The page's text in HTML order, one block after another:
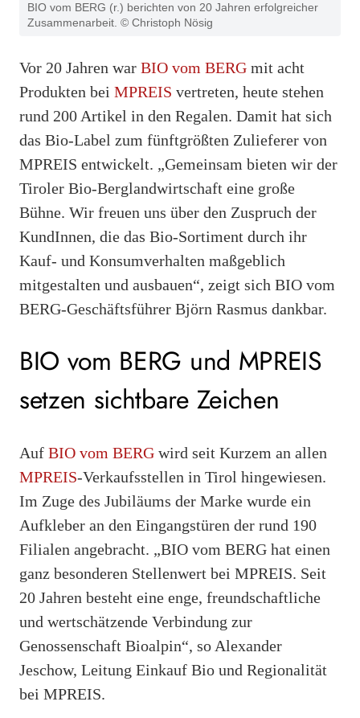
BIO vom BERG (r.) berichten von 20 Jahren erfolgreicher
Zusammenarbeit. © Christoph Nösig
Vor 20 Jahren war BIO vom BERG mit acht
Produkten bei MPREIS vertreten, heute stehen
rund 200 Artikel in den Regalen. Damit hat sich
das Bio-Label zum fünftgrößten Zulieferer von
MPREIS entwickelt. „Gemeinsam bieten wir der
Tiroler Bio-Berglandwirtschaft eine große
Bühne. Wir freuen uns über den Zuspruch der
KundInnen, die das Bio-Sortiment durch ihr
Kauf- und Konsumverhalten maßgeblich
mitgestalten und ausbauen“, zeigt sich BIO vom
BERG-Geschäftsführer Björn Rasmus dankbar.
BIO vom BERG und MPREIS
setzen sichtbare Zeichen
Auf BIO vom BERG wird seit Kurzem an allen
MPREIS-Verkaufsstellen in Tirol hingewiesen.
Im Zuge des Jubiläums der Marke wurde ein
Aufkleber an den Eingangstüren der rund 190
Filialen angebracht. „BIO vom BERG hat einen
ganz besonderen Stellenwert bei MPREIS. Seit
20 Jahren besteht eine enge, freundschaftliche
und wertschätzende Verbindung zur
Genossenschaft Bioalpin“, so Alexander
Jeschow, Leitung Einkauf Bio und Regionalität
bei MPREIS.